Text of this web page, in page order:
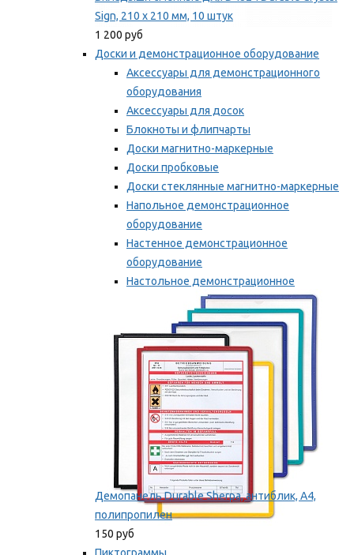
Sign, 210 x 210 мм, 10 штук
1 200 руб
Доски и демонстрационное оборудование
Аксессуары для демонстрационного
оборудования
Аксессуары для досок
Блокноты и флипчарты
Доски магнитно-маркерные
Доски пробковые
Доски стеклянные магнитно-маркерные
Напольное демонстрационное
оборудование
Настенное демонстрационное
оборудование
Настольное демонстрационное
оборудование
Мы рекомендуем
Демопанель Durable Sherpa, антиблик, А4,
полипропилен
150 руб